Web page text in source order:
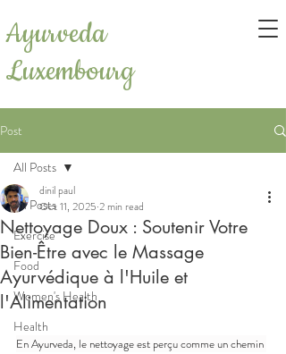
Ayurveda
Luxembourg
Post
All Posts
Exercise
Food
Women's Health
Health
All Posts
Nettoyage Doux : Soutenir Votre
Bien-Être avec le Massage
Ayurvédique à l'Huile et
l'Alimentation
dinil paul
Oct 11, 2025 2 min read
En Ayurveda, le nettoyage est perçu comme un chemin